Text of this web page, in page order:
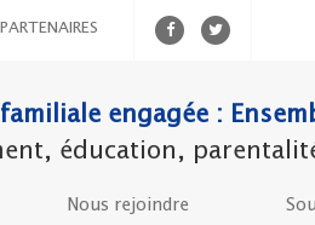
PARTENAIRES
engagée :
éducation,
Nous rejoindre